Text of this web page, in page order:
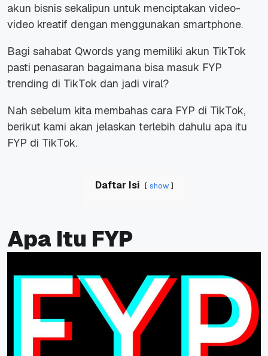
akun bisnis sekalipun untuk menciptakan video-
video kreatif dengan menggunakan smartphone.
Bagi sahabat Qwords yang memiliki akun TikTok
pasti penasaran bagaimana bisa masuk FYP
trending di TikTok dan jadi viral?
Nah sebelum kita membahas cara FYP di TikTok,
berikut kami akan jelaskan terlebih dahulu apa itu
FYP di TikTok.
Daftar Isi show
Apa Itu FYP